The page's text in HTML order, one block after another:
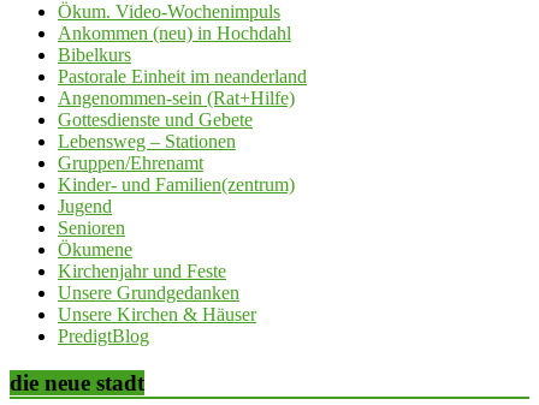
Ökum. Video-Wochenimpuls
Ankommen (neu) in Hochdahl
Bibelkurs
Pastorale Einheit im neanderland
Angenommen-sein (Rat+Hilfe)
Gottesdienste und Gebete
Lebensweg – Stationen
Gruppen/Ehrenamt
Kinder- und Familien(zentrum)
Jugend
Senioren
Ökumene
Kirchenjahr und Feste
Unsere Grundgedanken
Unsere Kirchen & Häuser
PredigtBlog
die neue stadt